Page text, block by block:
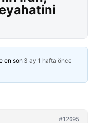
en son 3 ay 1 hafta önce
#12695